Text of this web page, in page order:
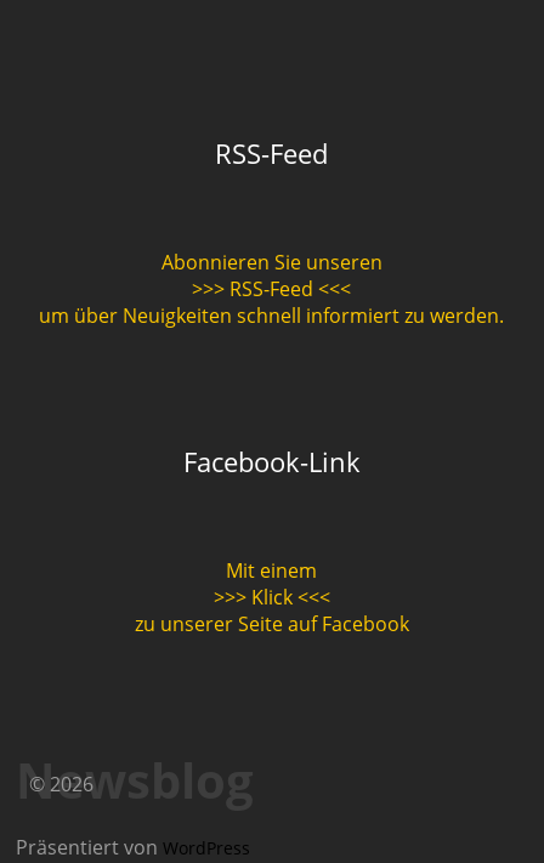
RSS-Feed
Abonnieren Sie unseren
>>> RSS-Feed <<<
um über Neuigkeiten schnell informiert zu werden.
Facebook-Link
Mit einem
>>> Klick <<<
zu unserer Seite auf Facebook
Newsblog
© 2026
Präsentiert vonWordPress